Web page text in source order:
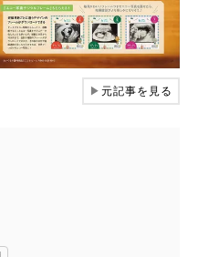
▶元記事を見る